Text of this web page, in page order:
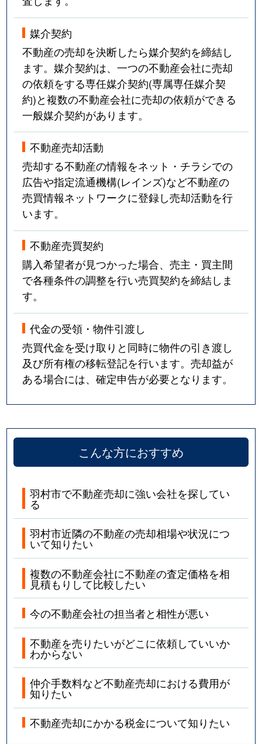
媒介契約
不動産の売却を決断したら媒介契約を締結し
ます。媒介契約は、一つの不動産会社に売却
の依頼をする専任媒介契約(専属専任媒介契
約)と複数の不動産会社に売却の依頼ができる
一般媒介契約があります。
不動産売却活動
売却する不動産の情報をネット・チラシでの
広告や指定流通機構(レインズ)など不動産の
売買情報ネットワークに登録し売却活動を行
います。
不動産売買契約
購入希望者が見つかった場合、売主・買主間
で各種条件の調整を行い売買契約を締結しま
す。
代金の受領・物件引渡し
売買代金を受け取りと同時に物件の引き渡し
及び所有権の移転登記を行います。売却益が
ある場合には、確定申告が必要となります。
こんな方におすすめ
羽村市で不動産売却に強い会社を探してい
る
羽村市近隣の不動産の売却相場や状況につ
いて知りたい
複数の不動産会社に不動産の査定価格を相
見積もりして比較したい
今の不動産会社の担当者と相性が悪い
不動産を売りたいがどこに依頼していいか
わからない
仲介手数料など不動産売却における費用が
知りたい
不動産売却にかかる税金について知りたい